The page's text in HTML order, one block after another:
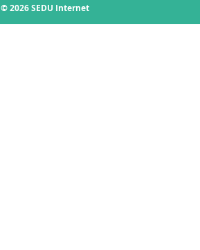
© 2026 SEDU Internet